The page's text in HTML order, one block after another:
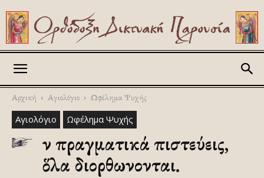
Αρχική Αγιολόγιο Ωφέλημα Ψυχής
Αγιολόγιο Ωφέλημα Ψυχής
Ἄν πραγματικά πιστεύεις,
ὅλα διορθωνονται.